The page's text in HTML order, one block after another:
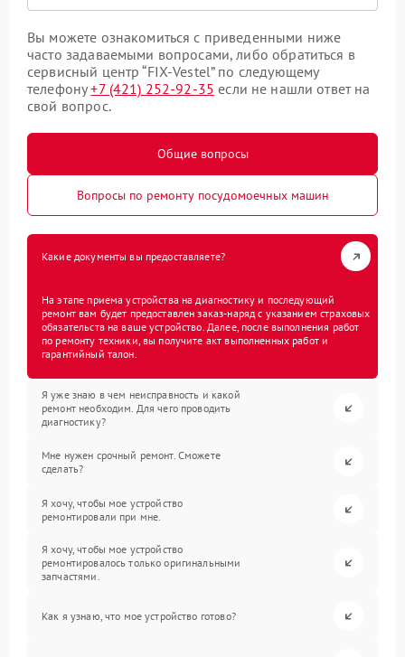
Вы можете ознакомиться с приведенными ниже
часто задаваемыми вопросами, либо обратиться в
сервисный центр “FIX-Vestel” по следующему
телефону+7 (421) 252-92-35 если не нашли ответ на
свой вопрос.
Общие вопросы
Вопросы по ремонту посудомоечных машин
Какие документы вы предоставляете?
На этапе приема устройства на диагностику и последующий
ремонт вам будет предоставлен заказ-наряд с указанием страховых
обязательств на ваше устройство. Далее, после выполнения работ
по ремонту техники, вы получите акт выполненных работ и
гарантийный талон.
Я уже знаю в чем неисправность и какой
ремонт необходим. Для чего проводить
диагностику?
Мне нужен срочный ремонт. Сможете
сделать?
Я хочу, чтобы мое устройство
ремонтировали при мне.
Я хочу, чтобы мое устройство
ремонтировалось только оригинальными
запчастями.
Как я узнаю, что мое устройство готово?